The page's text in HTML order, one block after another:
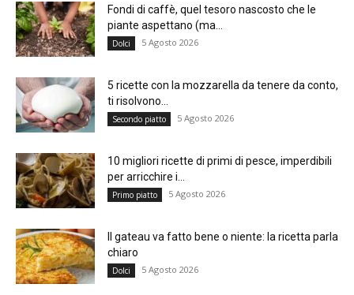
Fondi di caffè, quel tesoro nascosto che le
piante aspettano (ma...
Dolci 5 Agosto 2026
5 ricette con la mozzarella da tenere da conto,
ti risolvono...
Secondo piatto 5 Agosto 2026
10 migliori ricette di primi di pesce, imperdibili
per arricchire i...
Primo piatto 5 Agosto 2026
Il gateau va fatto bene o niente: la ricetta parla
chiaro
Dolci 5 Agosto 2026